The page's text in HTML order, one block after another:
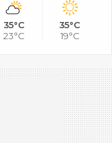
35°C
23°C
35°C
19°C